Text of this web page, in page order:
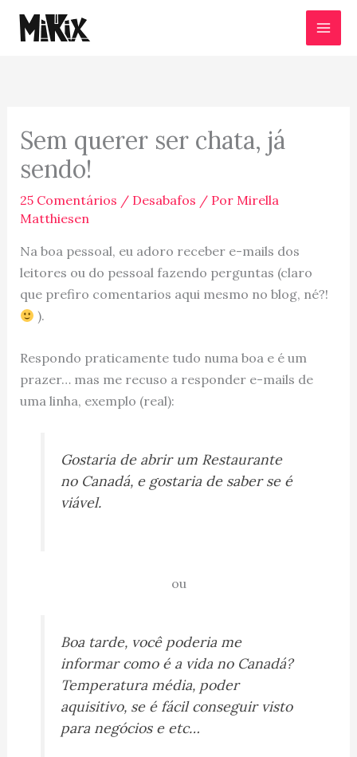
para
Sem querer ser chata, já
sendo!
25 Comentários / Desabafos / Por Mirella
Matthiesen
Na boa pessoal, eu adoro receber e-mails dos
leitores ou do pessoal fazendo perguntas (claro
que prefiro comentarios aqui mesmo no blog, né?!
).
Respondo praticamente tudo numa boa e é um
prazer… mas me recuso a responder e-mails de
uma linha, exemplo (real):
Gostaria de abrir um Restaurante
no Canadá, e gostaria de saber se é
viável.
ou
Boa tarde, você poderia me
informar como é a vida no Canadá?
Temperatura média, poder
aquisitivo, se é fácil conseguir visto
para negócios e etc…